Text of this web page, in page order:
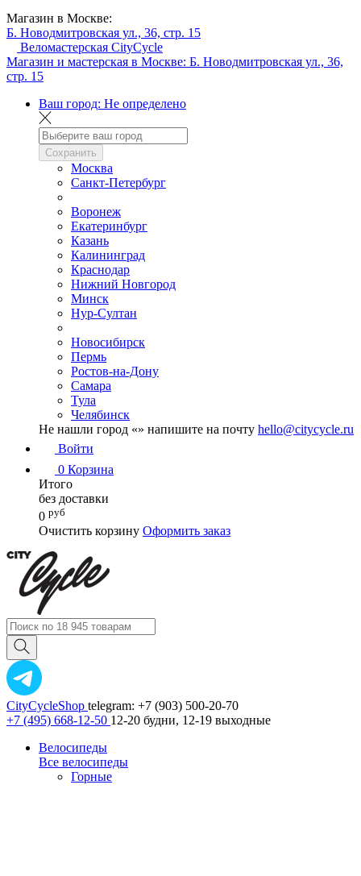
Магазин в Москве:
Б. Новодмитровская ул., 36, стр. 15
Веломастерская CityCycle
Магазин и мастерская в Москве: Б. Новодмитровская ул., 36,
стр. 15
Ваш город: Не определено
Сохранить
Москва
Санкт-Петербург
Воронеж
Екатеринбург
Казань
Калининград
Краснодар
Нижний Новгород
Минск
Нур-Султан
Новосибирск
Пермь
Ростов-на-Дону
Самара
Тула
Челябинск
Не нашли город «» напишите на почту hello@citycycle.ru
Войти
0 Корзина
Итого
без доставки
0 руб
Очистить корзину Оформить заказ
CityCycleShop telegram: +7 (903) 500-20-70
+7 (495) 668-12-50 12-20 будни, 12-19 выходные
Велосипеды
Все велосипеды
Горные